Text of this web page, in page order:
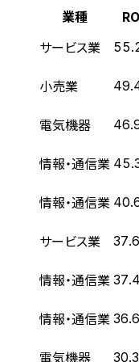
業種
サービス業
小売業
電気機器
情報・通信業
情報・通信業
サービス業
情報・通信業
情報・通信業
電気機器